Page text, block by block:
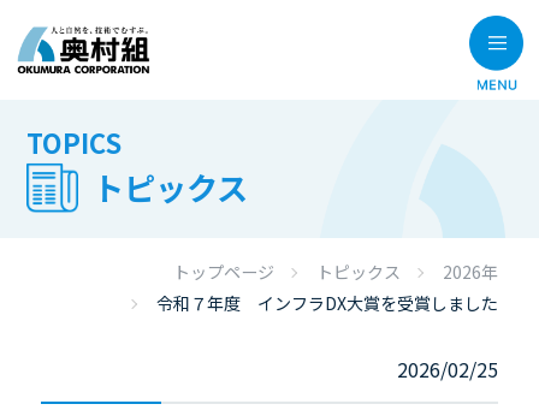
TOPICS
トピックス
トップページ トピックス
2026年
令和７年度 インフラDX大賞を受賞しました
2026/02/25